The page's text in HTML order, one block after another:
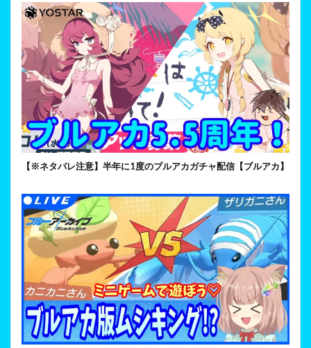
【※ネタバレ注意】半年に1度のブルアカガチャ配信【ブルアカ】